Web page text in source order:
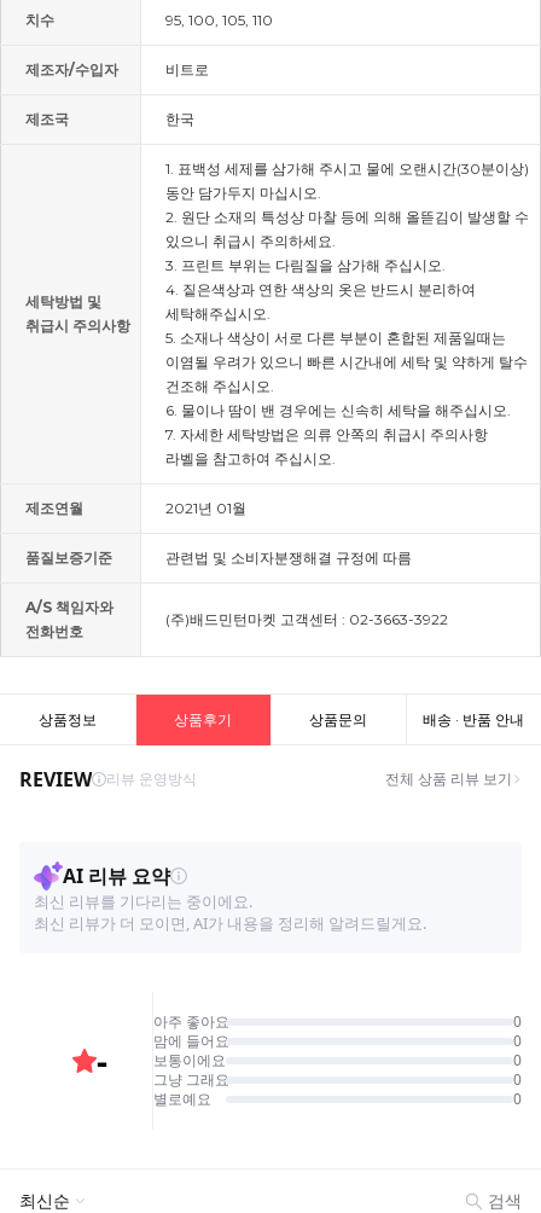
치수 95, 100, 105, 110
제조자/수입자 비트로
제조국 한국
세탁방법 및
취급시 주의사항
1. 표백성 세제를 삼가해 주시고 물에 오랜시간(30분이상)
동안 담가두지 마십시오.
2. 원단 소재의 특성상 마찰 등에 의해 올뜯김이 발생할 수
있으니 취급시 주의하세요.
3. 프린트 부위는 다림질을 삼가해 주십시오.
4. 짙은색상과 연한 색상의 옷은 반드시 분리하여
세탁해주십시오.
5. 소재나 색상이 서로 다른 부분이 혼합된 제품일때는
이염될 우려가 있으니 빠른 시간내에 세탁 및 약하게 탈수
건조해 주십시오.
6. 물이나 땀이 밴 경우에는 신속히 세탁을 해주십시오.
7. 자세한 세탁방법은 의류 안쪽의 취급시 주의사항
라벨을 참고하여 주십시오.
제조연월 2021년 01월
품질보증기준 관련법 및 소비자분쟁해결 규정에 따름
A/S 책임자와
전화번호
(주)배드민턴마켓 고객센터 : 02-3663-3922
상품정보 상품후기 상품문의 배송 · 반품 안내